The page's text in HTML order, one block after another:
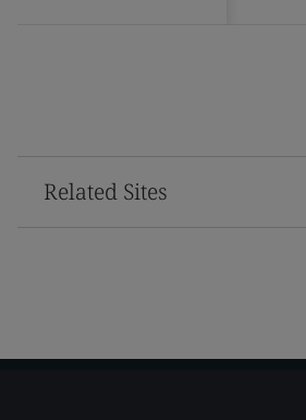
Related Sites